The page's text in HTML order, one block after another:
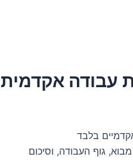
עבודה
בלבד
גוף העבודה, וסיכום